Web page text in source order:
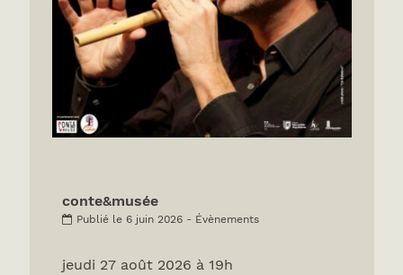
conte&musée
Publié le 6 juin 2026 - Évènements
jeudi 27 août 2026 à 19h